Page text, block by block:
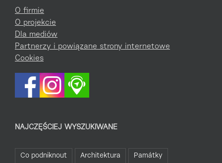
O firmie
O projekcie
Dla mediów
Partnerzy i powiązane strony internetowe
Cookies
NAJCZĘŚCIEJ WYSZUKIWANE
Co podniknout Architektura Památky